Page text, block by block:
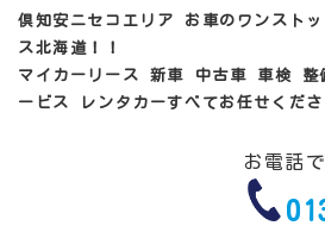
倶知安ニセコエリア お車のワンスト
ス北海道！！
マイカーリース 新車 中古車 車検
ービス レンタカーすべてお任せくださ
お電話